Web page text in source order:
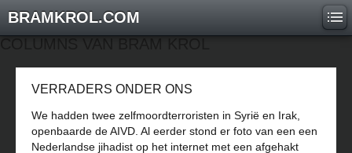
BRAMKROL.COM
VERRADERS ONDER ONS
We hadden twee zelfmoordterroristen in Syrië en Irak,
openbaarde de AIVD. Al eerder stond er foto van een een
Nederlandse jihadist op het internet met een afgehakt